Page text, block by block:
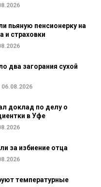
пьяную пенсионерку на
и страховки
два загорания сухой
06.08.2026
доклад по делу о
в Уфе
за избиение отца
температурные